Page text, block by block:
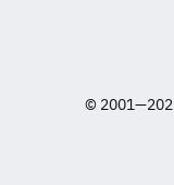
©